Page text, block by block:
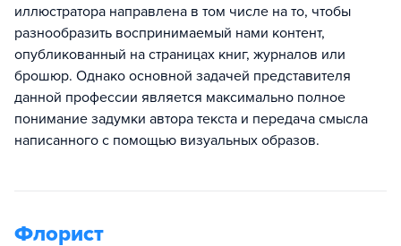
иллюстратора направлена в том числе на то, чтобы
разнообразить воспринимаемый нами контент,
опубликованный на страницах книг, журналов или
брошюр. Однако основной задачей представителя
данной профессии является максимально полное
понимание задумки автора текста и передача смысла
написанного с помощью визуальных образов.
Флорист